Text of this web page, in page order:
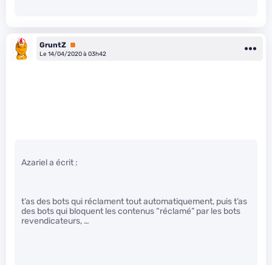
GruntZ Premium
Le 14/04/2020 à 03h42
Azariel a écrit :
t’as des bots qui réclament tout automatiquement, puis t’as
des bots qui bloquent les contenus “réclamé” par les bots
revendicateurs, …